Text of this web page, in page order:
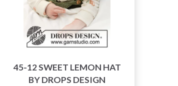
45-12 SWEET LEMON HAT
BY DROPS DESIGN